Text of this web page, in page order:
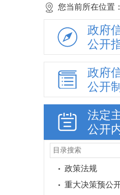
您当前所在位置：
政府
公开
政府
公开
法定
公开
政策法规
重大决策预公